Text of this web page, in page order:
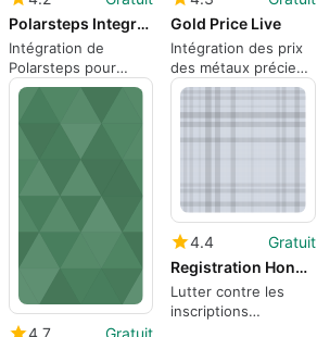
Polarsteps Integration
Intégration de
Polarsteps pour
WordPress
Gold Price Live
Intégration des prix
des métaux précieux
sans effort
4.7 Gratuit
4.4
Gratuit
Registration Honeypot
Lutter contre les
inscriptions